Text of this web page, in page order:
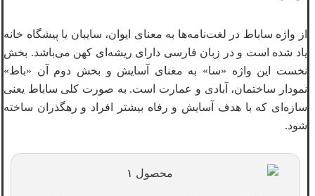
از واژه ساباط در لغت‌نامه‌ها به معنای ایوان، سایبان یا پیشگاه خانه
یاد شده است و در زبان فارسی دارای ریشه‌ای کهن می‌باشد. بخش
نخست این واژه «سا» به ‌معنای آسایش و بخش دوم آن «باط»
نمودار ساختمان، آبادی و عمارت است. به صورت کلی ساباط یعنی
سازه‌ای که با هدف آسایش و رفاه بیشتر افراد و رهگذران ساخته
شود.